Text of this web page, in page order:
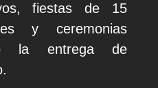
fiestas de 15
y ceremonias
la entrega de